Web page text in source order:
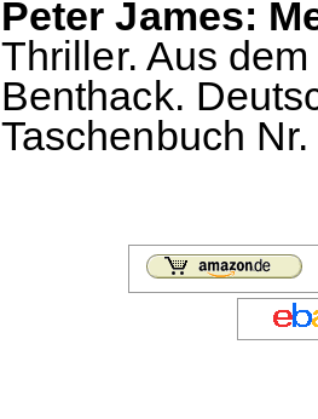
Peter James:
Thriller. Aus
Benthack.
Taschenbuch